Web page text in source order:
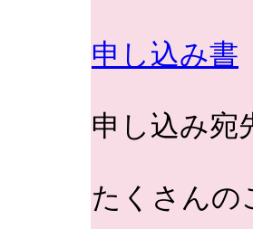
申し込み書
申し込み宛
たくさんの